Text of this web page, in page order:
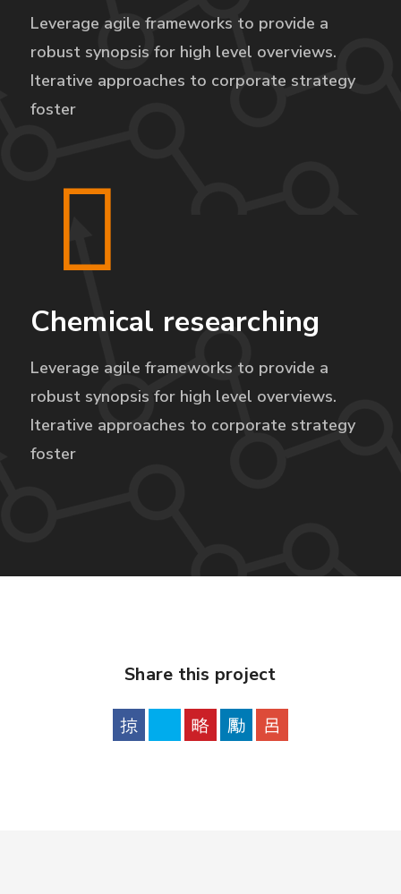
Leverage agile frameworks to provide a
robust synopsis for high level overviews.
Iterative approaches to corporate strategy
foster
Chemical researching
Leverage agile frameworks to provide a
robust synopsis for high level overviews.
Iterative approaches to corporate strategy
foster
Share this project